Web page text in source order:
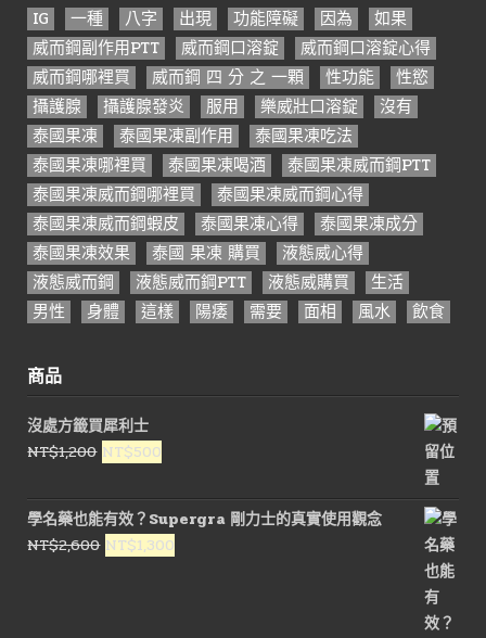
IG 一種 八字 出現 功能障礙 因為
如果
威而鋼副作用PTT
威而鋼口溶錠
威而鋼口溶錠心得
威而鋼哪裡買
威而鋼 四 分 之 一顆 性功能
性慾
攝護腺
攝護腺發炎 服用 樂威壯口溶錠
沒有
泰國果凍
泰國果凍副作用
泰國果凍吃法
泰國果凍哪裡買
泰國果凍喝酒
泰國果凍威而鋼PTT
泰國果凍威而鋼哪裡買
泰國果凍威而鋼心得
泰國果凍威而鋼蝦皮
泰國果凍心得
泰國果凍成分
泰國果凍效果
泰國 果凍 購買
液態威心得
液態威而鋼
液態威而鋼PTT 液態威購買
生活
男性
身體 這樣 陽痿 需要 面相 風水 飲食
商品
沒處方籤買犀利士
NT$1,200 原
價
格：
NT$1,200。
NT$500
價
格：
NT$500。
學名藥也能有效？Supergra 剛力士的真實使用觀念
NT$2,600 原
NT$1,300